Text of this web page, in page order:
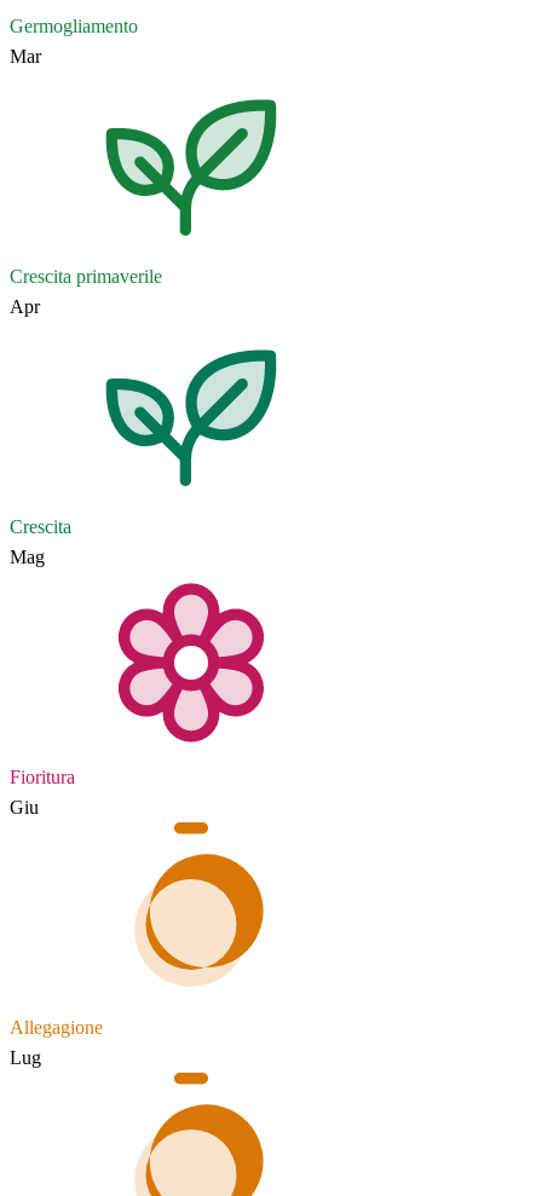
Germogliamento
Mar
Crescita primaverile
Apr
Crescita
Mag
Fioritura
Giu
Allegagione
Lug